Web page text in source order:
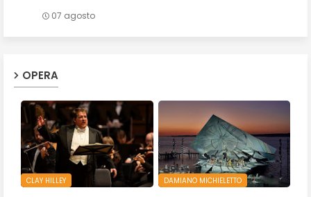
07 agosto
OPERA
CLAY HILLEY DAMIANO MICHIELETTO